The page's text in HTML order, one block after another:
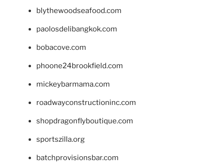
blythewoodseafood.com
paolosdelibangkok.com
bobacove.com
phoone24brookfield.com
mickeybarmama.com
roadwayconstructioninc.com
shopdragonflyboutique.com
sportszilla.org
batchprovisionsbar.com